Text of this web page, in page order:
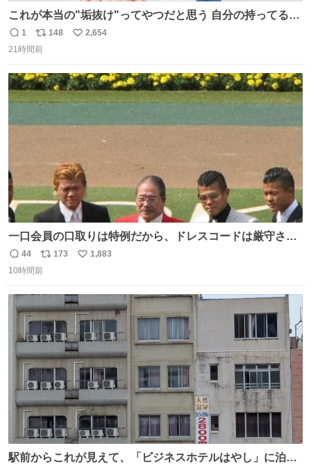
これが本当の"垢抜け"ってやつだと思う 自分の持ってるポ
テンシャルを最大限活かしてるもん 私も整形とかじゃなく
て、こういう垢抜け方したい
返
信
1
リ
ポ
ト
数
148
い
数
2,654
21時間前
一口会員の口取りは特例だから、ドレスコードは厳守させ
るべき。
返
信
44
リ
ポ
ト
数
173
い
数
1,883
10時間前
駅前からこれが見えて、「ビジネスホテルはやし」に泊ま